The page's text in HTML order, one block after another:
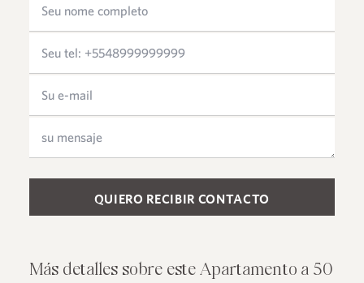
Please leave this field empty.
Más detalles sobre este Apartamento a 50